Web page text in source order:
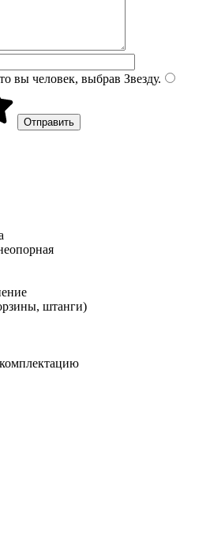
вы человек, выбрав Звезду.
штанги)
комплектацию